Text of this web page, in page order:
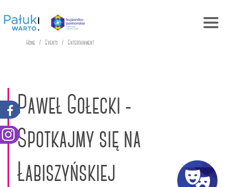
Home Events Entertainment
Paweł Gołecki -
Spotkajmy się na
Łabiszyńskiej